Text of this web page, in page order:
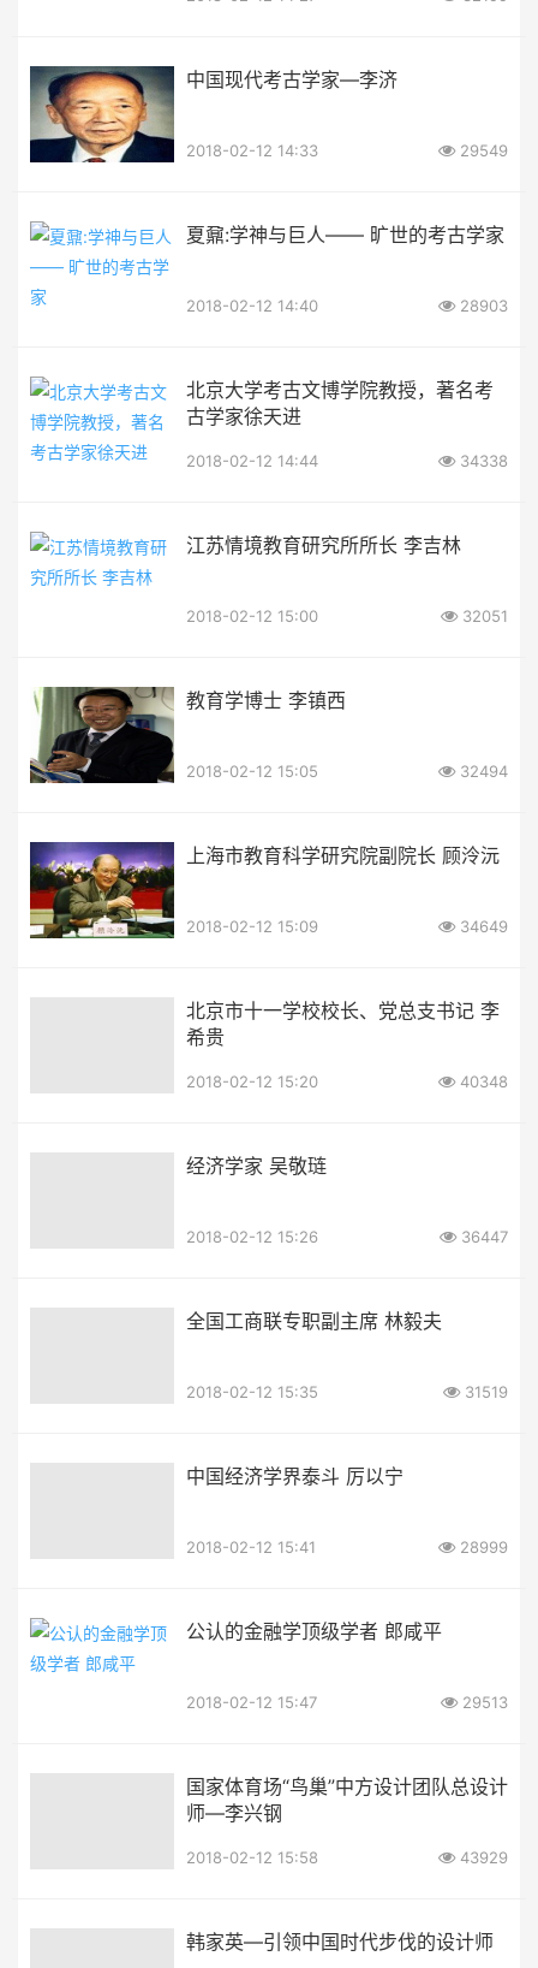
中国现代考古学家—李济
2018-02-12 14:33 29549
夏鼐:学神与巨人—— 旷世的考古学家
2018-02-12 14:40 28903
北京大学考古文博学院教授，著名考
古学家徐天进
2018-02-12 14:44 34338
江苏情境教育研究所所长 李吉林
2018-02-12 15:00 32051
教育学博士 李镇西
2018-02-12 15:05 32494
上海市教育科学研究院副院长 顾泠沅
2018-02-12 15:09 34649
北京市十一学校校长、党总支书记 李
希贵
2018-02-12 15:20 40348
经济学家 吴敬琏
2018-02-12 15:26 36447
全国工商联专职副主席 林毅夫
2018-02-12 15:35 31519
中国经济学界泰斗 厉以宁
2018-02-12 15:41 28999
公认的金融学顶级学者 郎咸平
2018-02-12 15:47 29513
国家体育场“鸟巢”中方设计团队总设计
师—李兴钢
2018-02-12 15:58 43929
韩家英—引领中国时代步伐的设计师